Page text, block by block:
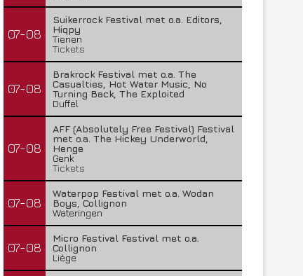
07-08
Suikerrock Festival met o.a. Editors,
Hiqpy
Tienen
Tickets
07-08
Brakrock Festival met o.a. The
Casualties, Hot Water Music, No
Turning Back, The Exploited
Duffel
07-08
AFF (Absolutely Free Festival) Festival
met o.a. The Hickey Underworld,
Henge
Genk
Tickets
07-08
Waterpop Festival met o.a. Wodan
Boys, Collignon
Wateringen
07-08
Micro Festival Festival met o.a.
Collignon
Liège